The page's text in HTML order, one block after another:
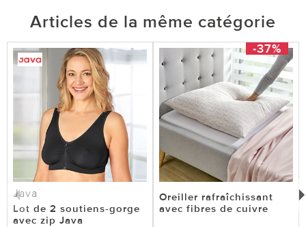
Articles de la même catégorie
Java
Lot de 2 soutiens-gorge
avec zip Java
-37%
Oreiller rafraîchissant
avec fibres de cuivre